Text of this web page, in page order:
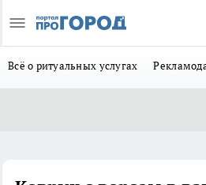
Всё о ритуальных услугах